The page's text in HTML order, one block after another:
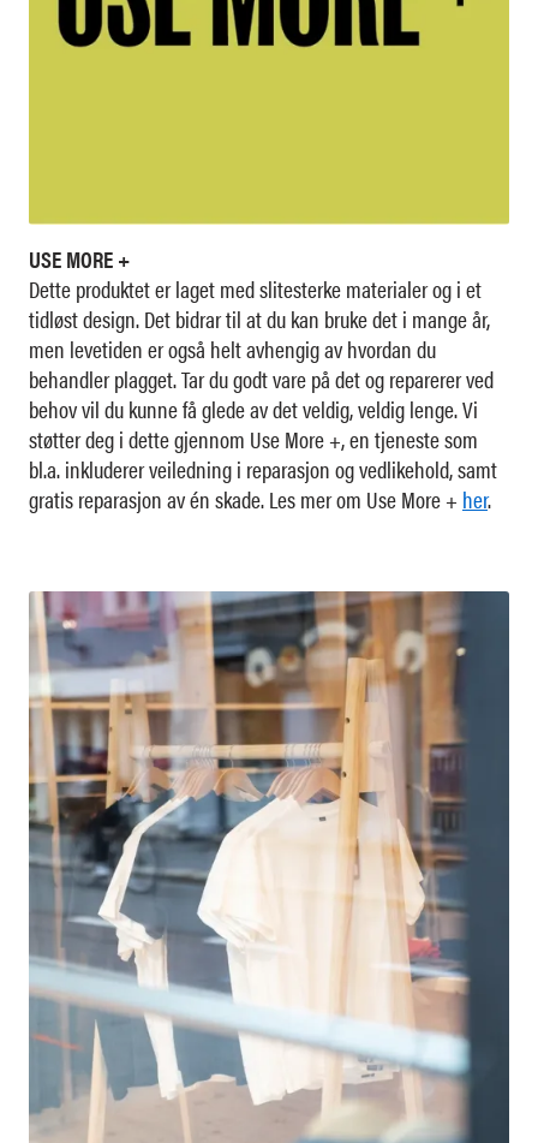
USE MORE +
Dette produktet er laget med slitesterke materialer og i et
tidløst design. Det bidrar til at du kan bruke det i mange år,
men levetiden er også helt avhengig av hvordan du
behandler plagget. Tar du godt vare på det og reparerer ved
behov vil du kunne få glede av det veldig, veldig lenge. Vi
støtter deg i dette gjennom Use More +, en tjeneste som
bl.a. inkluderer veiledning i reparasjon og vedlikehold, samt
gratis reparasjon av én skade. Les mer om Use More + her.